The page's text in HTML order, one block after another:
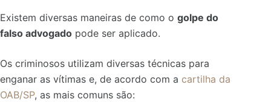
Existem diversas maneiras de como o golpe do
falso advogado pode ser aplicado.
Os criminosos utilizam diversas técnicas para
enganar as vítimas e, de acordo com a cartilha da
OAB/SP, as mais comuns são: